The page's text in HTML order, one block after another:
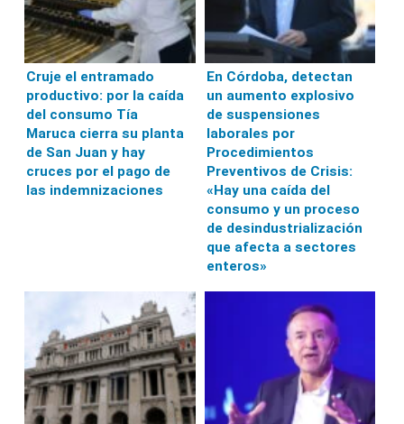
Cruje el entramado
productivo: por la caída
del consumo Tía
Maruca cierra su planta
de San Juan y hay
cruces por el pago de
las indemnizaciones
En Córdoba, detectan
un aumento explosivo
de suspensiones
laborales por
Procedimientos
Preventivos de Crisis:
«Hay una caída del
consumo y un proceso
de desindustrialización
que afecta a sectores
enteros»